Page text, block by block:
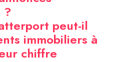
?
peut-il
immobiliers à
chiffre